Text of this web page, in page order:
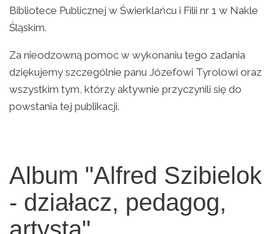
Bibliotece Publicznej w Świerklańcu i Filii nr 1 w Nakle
Śląskim.
Za nieodzowną pomoc w wykonaniu tego zadania
dziękujemy szczególnie panu Józefowi Tyrolowi oraz
wszystkim tym, którzy aktywnie przyczynili się do
powstania tej publikacji.
Album "Alfred Szibielok
- działacz, pedagog,